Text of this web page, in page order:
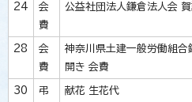
24
会
費
公益社団法人鎌倉法人会
28
会
費
神奈川県土建一般労働組合
開き 会費
30
弔
献花 生花代